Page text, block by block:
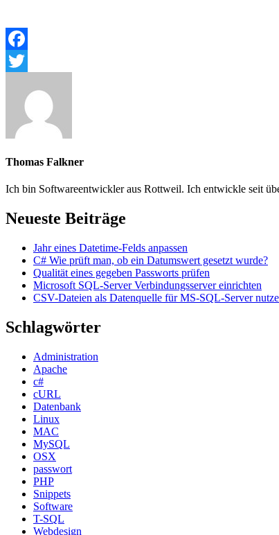
Facebook
Thomas Falkner
Ich bin Softwareentwickler aus Rottweil. Ich entwickle seit
Neueste Beiträge
Jahr eines Datetime-Felds anpassen
C# Wie prüft man, ob ein Datumswert gesetzt wurde?
Qualität eines gegeben Passworts prüfen
Microsoft SQL-Server Verbindungsserver einrichten
CSV-Dateien als Datenquelle für MS-SQL-Server
Schlagwörter
Administration
Apache
c#
cURL
Datenbank
Linux
MAC
MySQL
OSX
passwort
PHP
Snippets
Software
T-SQL
Webdesign